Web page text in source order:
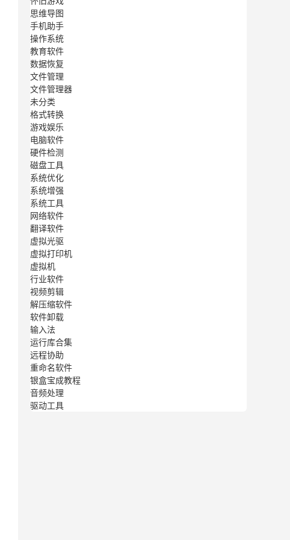
思维导图
手机助手
操作系统
教育软件
数据恢复
文件管理
文件管理器
未分类
格式转换
游戏娱乐
电脑软件
硬件检测
磁盘工具
系统优化
系统增强
系统工具
网络软件
翻译软件
虚拟光驱
虚拟打印机
虚拟机
行业软件
视频剪辑
解压缩软件
软件卸载
输入法
运行库合集
远程协助
重命名软件
银盒宝成教程
音频处理
驱动工具